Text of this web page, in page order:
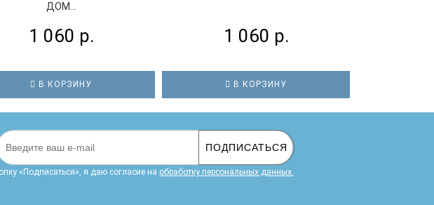
ДОМ...
1 060 р.
В КОРЗИНУ
1 060 р.
В КОРЗИНУ
ПОДПИСАТЬСЯ
«Подписаться», я даю cогласие на обработку персональных данных.